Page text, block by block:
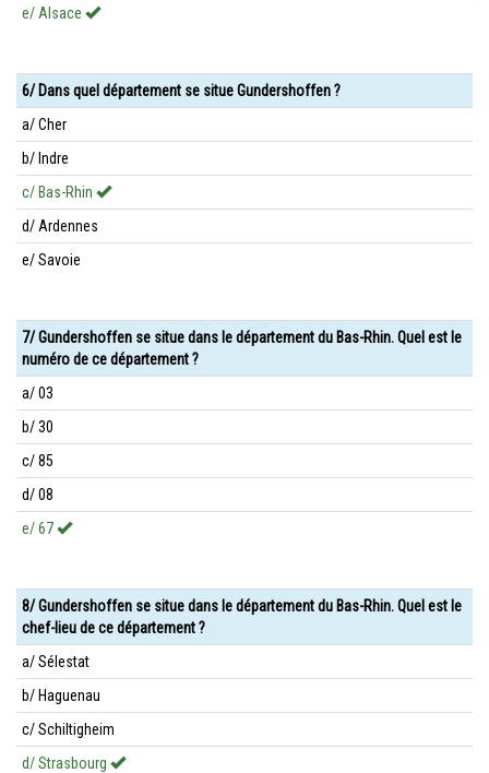
e/ Alsace
6/ Dans quel département se situe Gundershoffen ?
a/ Cher
b/ Indre
c/ Bas-Rhin
d/ Ardennes
e/ Savoie
7/ Gundershoffen se situe dans le département du Bas-Rhin. Quel est le
numéro de ce département ?
a/ 03
b/ 30
c/ 85
d/ 08
e/ 67
8/ Gundershoffen se situe dans le département du Bas-Rhin. Quel est le
chef-lieu de ce département ?
a/ Sélestat
b/ Haguenau
c/ Schiltigheim
d/ Strasbourg